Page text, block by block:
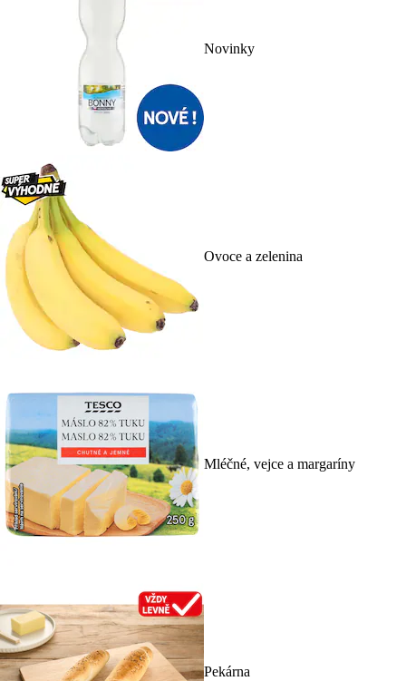
Novinky
Ovoce a zelenina
Mléčné, vejce a margaríny
Pekárna